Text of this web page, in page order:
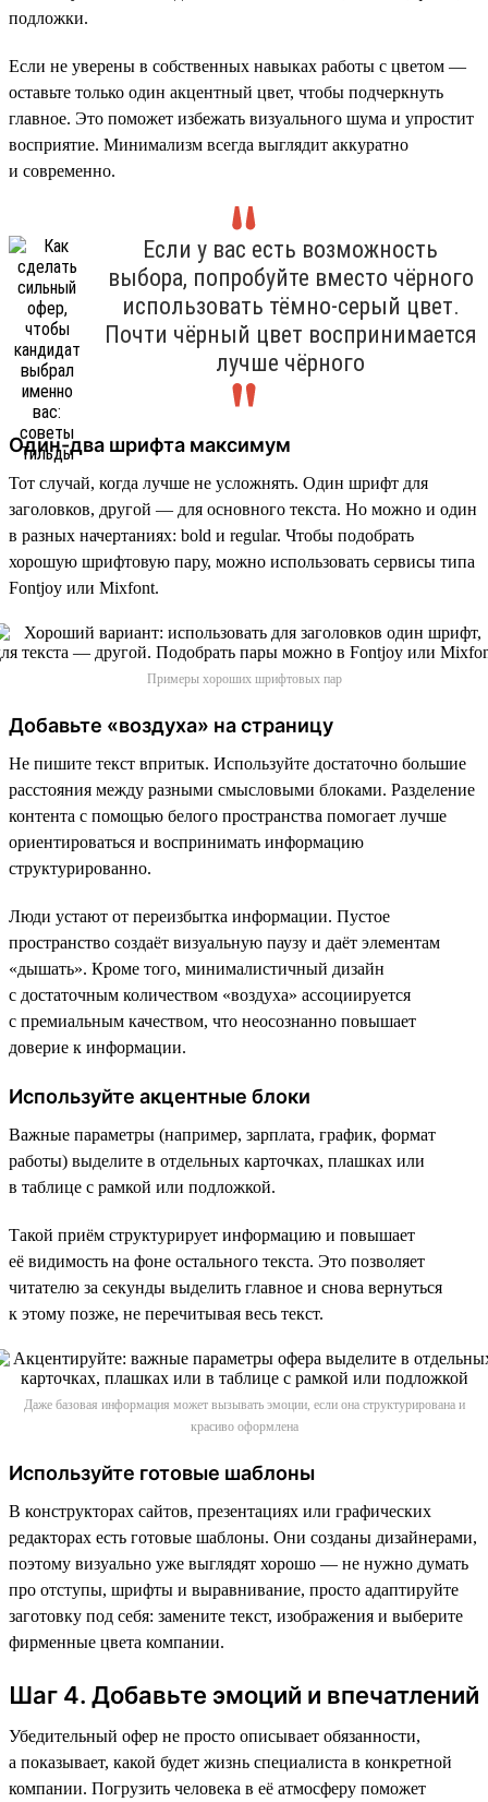
подложки.
Если не уверены в собственных навыках работы с цветом —
оставьте только один акцентный цвет, чтобы подчеркнуть
главное. Это поможет избежать визуального шума и упростит
восприятие. Минимализм всегда выглядит аккуратно
и современно.
Если у вас есть возможность
выбора, попробуйте вместо чёрного
использовать тёмно-серый цвет.
Почти чёрный цвет воспринимается
лучше чёрного
Один-два шрифта максимум
Тот случай, когда лучше не усложнять. Один шрифт для
заголовков, другой — для основного текста. Но можно и один
в разных начертаниях: bold и regular. Чтобы подобрать
хорошую шрифтовую пару, можно использовать сервисы типа
Fontjoy или Mixfont.
Примеры хороших шрифтовых пар
Добавьте «воздуха» на страницу
Не пишите текст впритык. Используйте достаточно большие
расстояния между разными смысловыми блоками. Разделение
контента с помощью белого пространства помогает лучше
ориентироваться и воспринимать информацию
структурированно.
Люди устают от переизбытка информации. Пустое
пространство создаёт визуальную паузу и даёт элементам
«дышать». Кроме того, минималистичный дизайн
с достаточным количеством «воздуха» ассоциируется
с премиальным качеством, что неосознанно повышает
доверие к информации.
Используйте акцентные блоки
Важные параметры (например, зарплата, график, формат
работы) выделите в отдельных карточках, плашках или
в таблице с рамкой или подложкой.
Такой приём структурирует информацию и повышает
её видимость на фоне остального текста. Это позволяет
читателю за секунды выделить главное и снова вернуться
к этому позже, не перечитывая весь текст.
Даже базовая информация может вызывать эмоции, если она структурирована и
красиво оформлена
Используйте готовые шаблоны
В конструкторах сайтов, презентациях или графических
редакторах есть готовые шаблоны. Они созданы дизайнерами,
поэтому визуально уже выглядят хорошо — не нужно думать
про отступы, шрифты и выравнивание, просто адаптируйте
заготовку под себя: замените текст, изображения и выберите
фирменные цвета компании.
Шаг 4. Добавьте эмоций и впечатлений
Убедительный офер не просто описывает обязанности,
а показывает, какой будет жизнь специалиста в конкретной
компании. Погрузить человека в её атмосферу поможет